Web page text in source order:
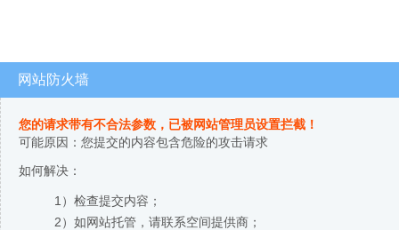
网站防火墙
您的请求带有不合法参数，已被网站管理员设置拦截！
可能原因：您提交的内容包含危险的攻击请求
如何解决：
1）检查提交内容；
2）如网站托管，请联系空间提供商；